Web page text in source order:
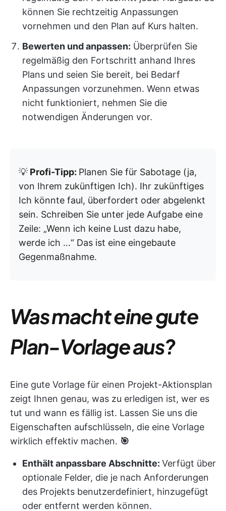
können Sie rechtzeitig Anpassungen
vornehmen und den Plan auf Kurs halten.
Bewerten und anpassen: Überprüfen Sie
regelmäßig den Fortschritt anhand Ihres
Plans und seien Sie bereit, bei Bedarf
Anpassungen vorzunehmen. Wenn etwas
nicht funktioniert, nehmen Sie die
notwendigen Änderungen vor.
💡 Profi-Tipp: Planen Sie für Sabotage (ja,
von Ihrem zukünftigen Ich). Ihr zukünftiges
Ich könnte faul, überfordert oder abgelenkt
sein. Schreiben Sie unter jede Aufgabe eine
Zeile: „Wenn ich keine Lust dazu habe,
werde ich ...“ Das ist eine eingebaute
Gegenmaßnahme.
Was macht eine gute
Plan-Vorlage aus?
Eine gute Vorlage für einen Projekt-Aktionsplan
zeigt Ihnen genau, was zu erledigen ist, wer es
tut und wann es fällig ist. Lassen Sie uns die
Eigenschaften aufschlüsseln, die eine Vorlage
wirklich effektiv machen. 🎯
Enthält anpassbare Abschnitte: Verfügt über
optionale Felder, die je nach Anforderungen
des Projekts benutzerdefiniert, hinzugefügt
oder entfernt werden können.